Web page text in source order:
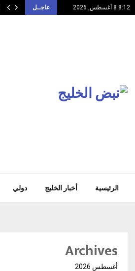
8:12 8 أغسطس, 2026 عاجــل
الرئيسية أخبار الخليج دولي
Archives
أغسطس 2026